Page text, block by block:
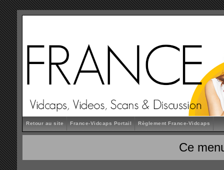
Retour au site France-Vidcaps Portail Règlement France-Vidcaps
Ce